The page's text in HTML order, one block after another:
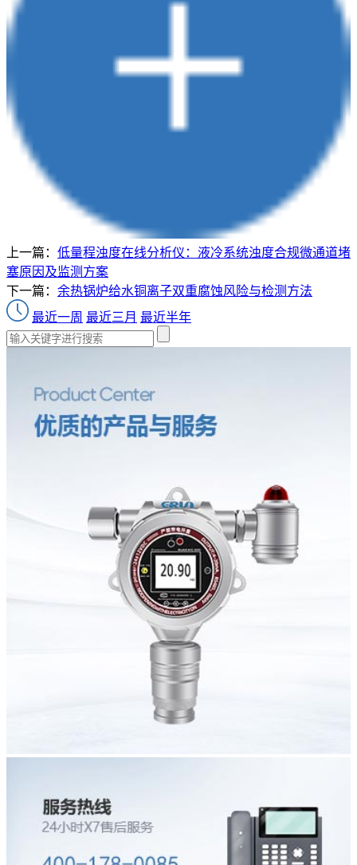
上一篇： 低量程浊度在线分析仪：液冷系统浊度合规微通道堵
塞原因及监测方案
下一篇： 余热锅炉给水铜离子双重腐蚀风险与检测方法
最近一周 最近三月 最近半年